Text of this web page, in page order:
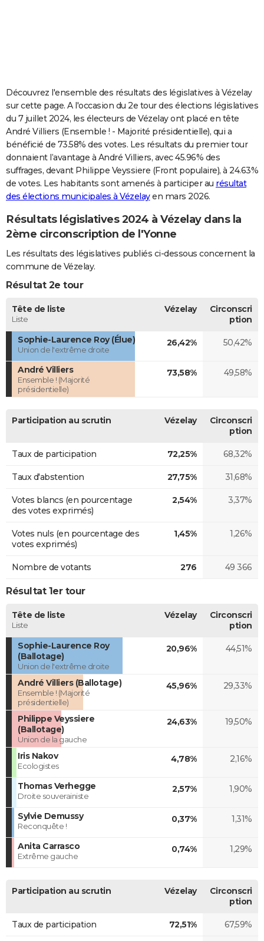
Carte de Noël
Carte Bonne année
Carte Saint-Valentin
Carte Pâques
Carte d'anniversaire
DICTIONNAIRE
Dictionnaire
Biographies
Citations
Expressions
Proverbes
PROGRAMME TV
COPAINS D'AVANT
S'inscrire
Se connecter
Lycées
Collèges
Primaires
Universités
Entreprises
Service militaire
Avis de recherche
AVIS DE DÉCÈS
Découvrez l'ensemble des résultats des législatives à Vézelay
sur cette page. A l'occasion du 2e tour des élections législatives
du 7 juillet 2024, les électeurs de Vézelay ont placé en tête
André Villiers (Ensemble ! - Majorité présidentielle), qui a
bénéficié de 73.58% des votes. Les résultats du premier tour
donnaient l’avantage à André Villiers, avec 45.96% des
suffrages, devant Philippe Veyssiere (Front populaire), à 24.63%
de votes. Les habitants sont amenés à participer au résultat
des élections municipales à Vézelayen mars 2026.
Résultats législatives 2024 à Vézelay dans la
2ème circonscription de l'Yonne
Les résultats des législatives publiés ci-dessous concernent la
commune de Vézelay.
Résultat 2e tour
Tête de liste
Liste
Vézelay
Circonscri
ption
Sophie-Laurence Roy (Élue)
Union de l'extrême droite
26,42% 50,42%
André Villiers
Ensemble ! (Majorité
présidentielle)
73,58% 49,58%
Participation au scrutin Vézelay
Circonscri
ption
Taux de participation 72,25% 68,32%
Taux d'abstention 27,75% 31,68%
Votes blancs (en pourcentage
des votes exprimés)
2,54% 3,37%
Votes nuls (en pourcentage des
votes exprimés)
1,45% 1,26%
Nombre de votants 276 49 366
Résultat 1er tour
Tête de liste
Liste
Vézelay
Circonscri
ption
Sophie-Laurence Roy
(Ballotage)
Union de l'extrême droite
20,96% 44,51%
André Villiers (Ballotage)
Ensemble ! (Majorité
présidentielle)
45,96% 29,33%
Philippe Veyssiere
(Ballotage)
Union de la gauche
24,63% 19,50%
Iris Nakov
Ecologistes
4,78% 2,16%
Thomas Verhegge
Droite souverainiste
2,57% 1,90%
Sylvie Demussy
Reconquête !
0,37% 1,31%
Anita Carrasco
Extrême gauche
0,74% 1,29%
Participation au scrutin Vézelay
Circonscri
ption
Taux de participation 72,51% 67,59%